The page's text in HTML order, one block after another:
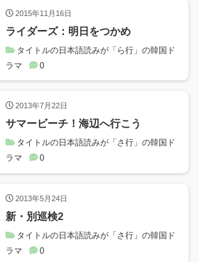
2015年11月16日
ライダーズ：明日をつかめ
タイトルの日本語読みが「ら行」の韓国ド
ラマ
0
2013年7月22日
サマービーチ！海辺へ行こう
タイトルの日本語読みが「さ行」の韓国ド
ラマ
0
2013年5月24日
新・別巡検2
タイトルの日本語読みが「さ行」の韓国ド
ラマ
0